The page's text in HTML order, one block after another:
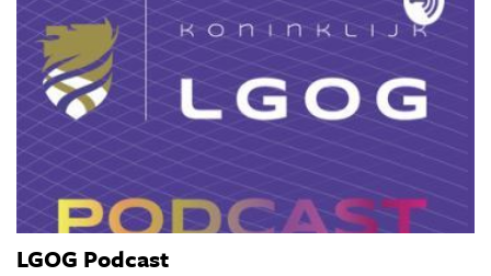
LGOG Podcast